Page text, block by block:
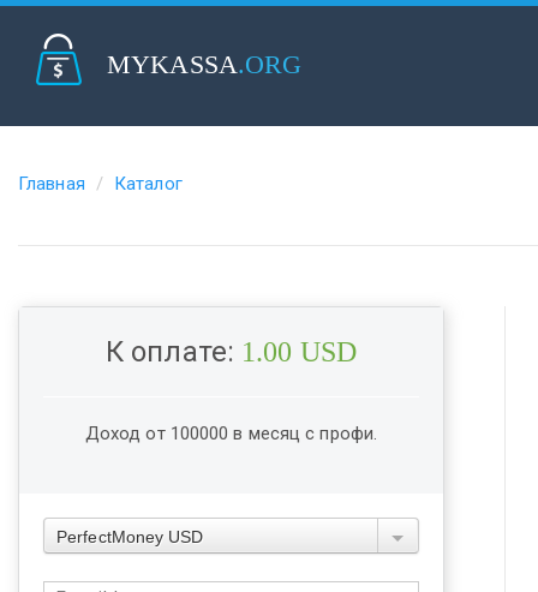
MYKASSA.ORG
Главная Каталог
К оплате: 1.00 USD
Доход от 100000 в месяц с профи.
PerfectMoney USD